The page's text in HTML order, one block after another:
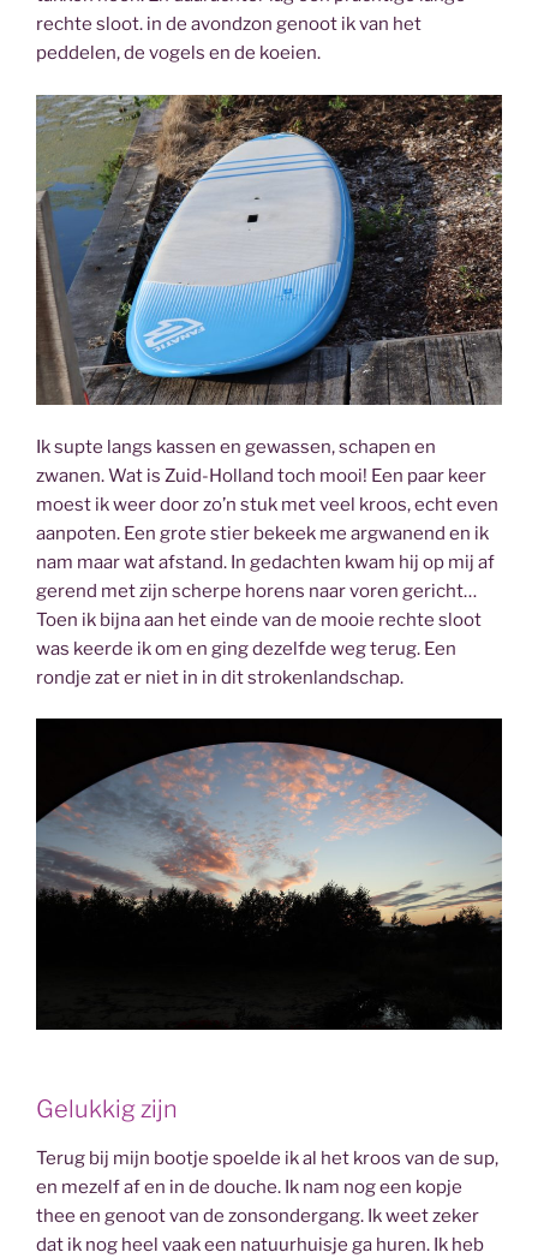
rechte sloot. in de avondzon genoot ik van het
peddelen, de vogels en de koeien.
Ik supte langs kassen en gewassen, schapen en
zwanen. Wat is Zuid-Holland toch mooi! Een paar keer
moest ik weer door zo’n stuk met veel kroos, echt even
aanpoten. Een grote stier bekeek me argwanend en ik
nam maar wat afstand. In gedachten kwam hij op mij af
gerend met zijn scherpe horens naar voren gericht…
Toen ik bijna aan het einde van de mooie rechte sloot
was keerde ik om en ging dezelfde weg terug. Een
rondje zat er niet in in dit strokenlandschap.
Gelukkig zijn
Terug bij mijn bootje spoelde ik al het kroos van de sup,
en mezelf af en in de douche. Ik nam nog een kopje
thee en genoot van de zonsondergang. Ik weet zeker
dat ik nog heel vaak een natuurhuisje ga huren. Ik heb